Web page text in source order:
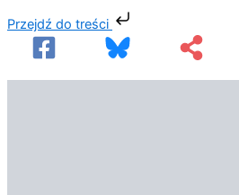
Przejdź do treści
do
treści